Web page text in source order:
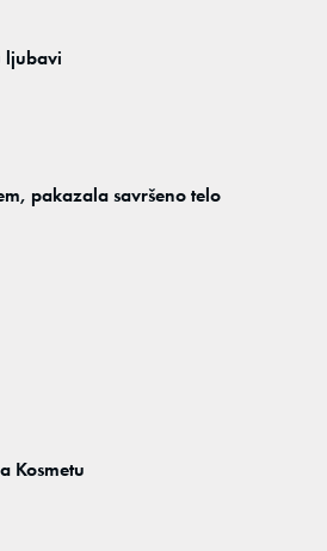
ljubavi
pakazala savršeno telo
Kosmetu